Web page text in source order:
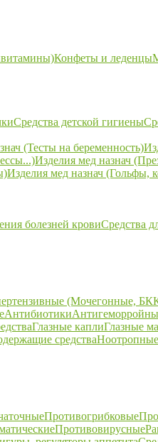
Конфеты и леденцы
Средства детской гигиены
(Тесты на беременность)
Изделия мед назнач
Изделия мед назнач (Гольфы,
болезней кровиСредства
(Мочегонные,
Антибиотики
Глазные каплиГлазные
средства
Противогрибковые
Противовирусные